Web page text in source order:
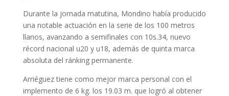
Durante la jornada matutina, Mondino había producido
una notable actuación en la serie de los 100 metros
llanos, avanzando a semifinales con 10s.34, nuevo
récord nacional u20 y u18, además de quinta marca
absoluta del ránking permanente.
Arriéguez tiene como mejor marca personal con el
implemento de 6 kg. los 19.03 m. que logró al obtener